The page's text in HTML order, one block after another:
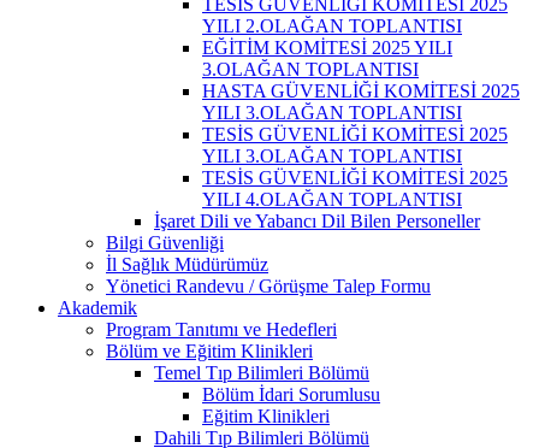
YILI 2.OLAĞAN TOPLANTISI
EĞİTİM KOMİTESİ 2025 YILI
3.OLAĞAN TOPLANTISI
HASTA GÜVENLİĞİ KOMİTESİ 2025
YILI 3.OLAĞAN TOPLANTISI
TESİS GÜVENLİĞİ KOMİTESİ 2025
YILI 3.OLAĞAN TOPLANTISI
TESİS GÜVENLİĞİ KOMİTESİ 2025
YILI 4.OLAĞAN TOPLANTISI
İşaret Dili ve Yabancı Dil Bilen Personeller
Bilgi Güvenliği
İl Sağlık Müdürümüz
Yönetici Randevu / Görüşme Talep Formu
Akademik
Program Tanıtımı ve Hedefleri
Bölüm ve Eğitim Klinikleri
Temel Tıp Bilimleri Bölümü
Bölüm İdari Sorumlusu
Eğitim Klinikleri
Dahili Tıp Bilimleri Bölümü